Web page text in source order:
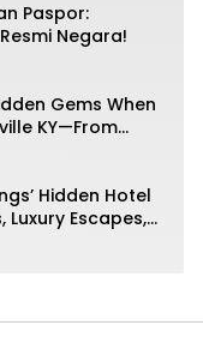
Paspor:
Negara!
Gems When
KY—From
Hidden Hotel
Escapes,